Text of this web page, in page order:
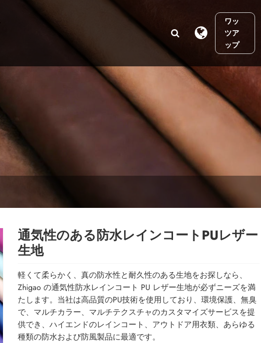
ワッ
ツア
ップ
通気性のある防水レインコートPUレザー
生地
軽くて柔らかく、真の防水性と耐久性のある生地をお探しなら、
Zhigao の通気性防水レインコート PU レザー生地が必ずニーズを満
たします。当社は高品質のPU技術を使用しており、環境保護、無臭
で、マルチカラー、マルチテクスチャのカスタマイズサービスを提
供でき、ハイエンドのレインコート、アウトドア用衣類、あらゆる
種類の防水および防風製品に最適です。